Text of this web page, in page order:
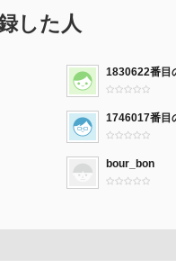
した人
1830622番目
1746017番目
bour_bon